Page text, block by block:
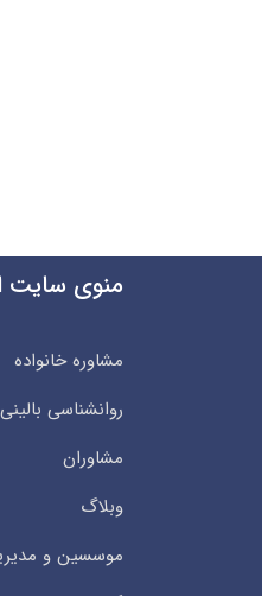
منوی سایت
مشاوره خانواده
روانشناسی بالینی
مشاوران
وبلاگ
موسسین و